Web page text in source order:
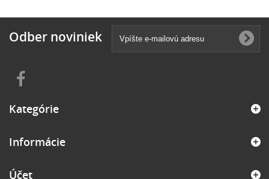
Odber noviniek
Kategórie
Informácie
Účet